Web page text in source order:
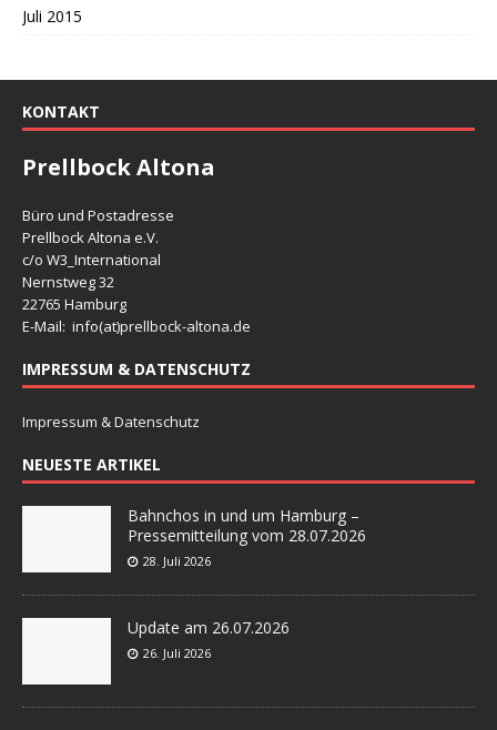
Juli 2015
KONTAKT
Prellbock Altona
Büro und Postadresse
Prellbock Altona e.V.
c/o W3_International
Nernstweg 32
22765 Hamburg
E-Mail: info(at)prellbock-altona.de
IMPRESSUM & DATENSCHUTZ
Impressum & Datenschutz
NEUESTE ARTIKEL
Bahnchos in und um Hamburg –
Pressemitteilung vom 28.07.2026
28. Juli 2026
Update am 26.07.2026
26. Juli 2026